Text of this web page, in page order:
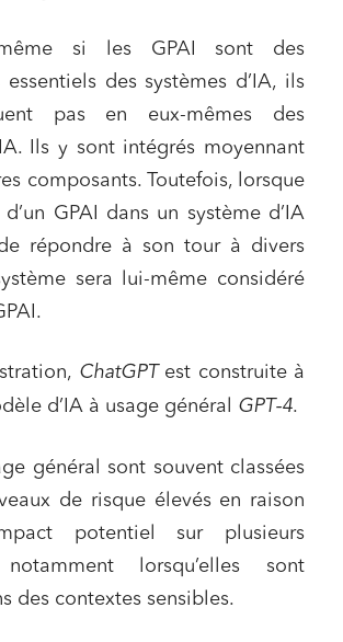
si les GPAI sont des
essentiels des systèmes d’IA, ils
pas en eux-mêmes des
Ils y sont intégrés moyennant
composants. Toutefois, lorsque
d’un GPAI dans un système d’IA
répondre à son tour à divers
sera lui-même considéré
ChatGPTest construite à
d’IA à usage général GPT-4.
général sont souvent classées
de risque élevés en raison
potentiel sur plusieurs
notamment lorsqu’elles sont
des contextes sensibles.